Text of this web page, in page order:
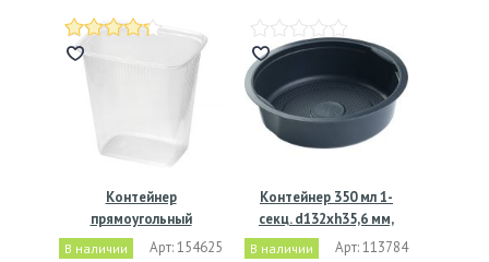
Контейнер
прямоугольный
108х82х106мм, 500…
В наличии Арт: 154625
Контейнер 350 мл 1-
секц. d132хh35,6 мм,
без…
В наличии Арт: 113784